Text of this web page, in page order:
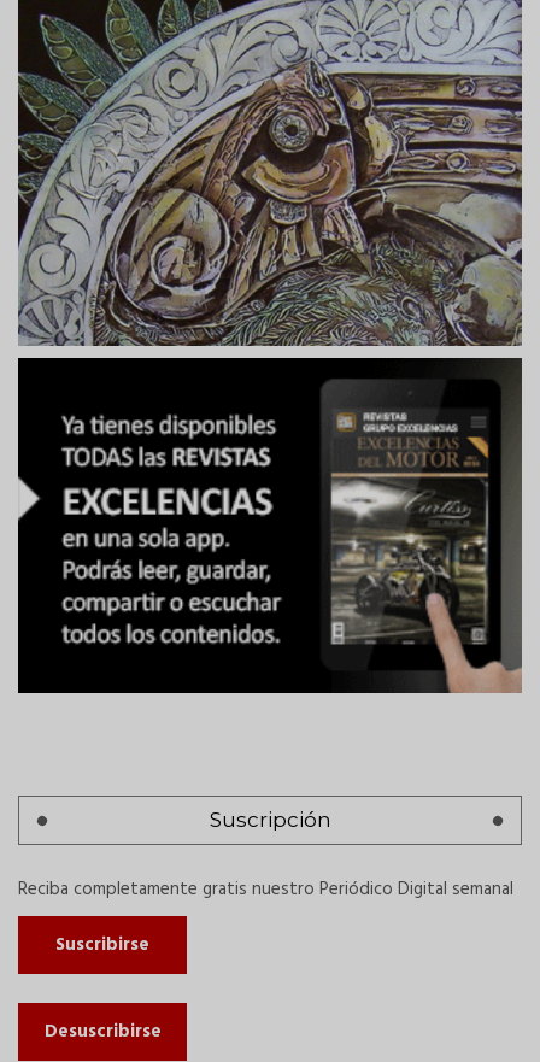
Suscripción
Reciba completamente gratis nuestro Periódico Digital semanal
Suscribirse
Desuscribirse